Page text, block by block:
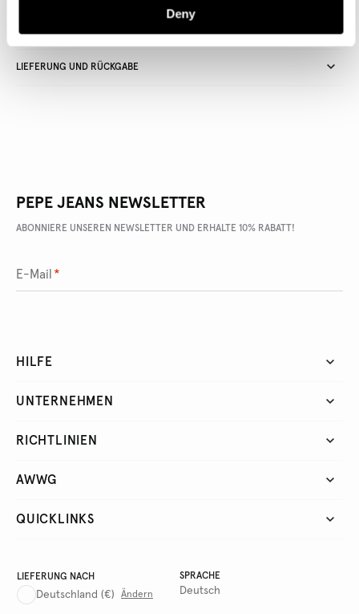
Deny
ARTIKEL DETAILS
LIEFERUNG UND RÜCKGABE
PEPE JEANS NEWSLETTER
ABONNIERE UNSEREN NEWSLETTER UND ERHALTE 10% RABATT!
E-Mail *
HILFE
UNTERNEHMEN
RICHTLINIEN
AWWG
QUICKLINKS
LIEFERUNG NACH
Deutschland (€) Ändern
SPRACHE
Deutsch